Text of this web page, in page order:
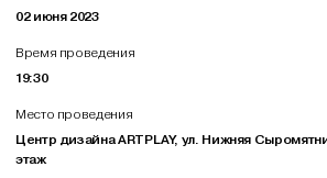
02 июня 2023
Время проведения
19:30
Место проведения
Центр дизайна ARTPLAY, ул. Нижняя
этаж